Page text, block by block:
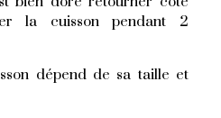
la cuisson pendant 2
dépend de sa taille et